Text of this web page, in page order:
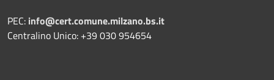
PEC: info@cert.comune.milzano.bs.it
Centralino Unico: +39 030 954654